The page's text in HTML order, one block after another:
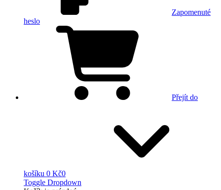
Zapomenuté
heslo
Přejít do
košíku 0 Kč0
Toggle Dropdown